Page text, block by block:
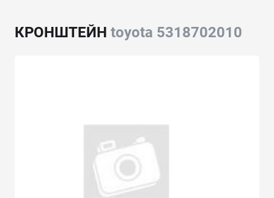
КРОНШТЕЙН toyota 5318702010